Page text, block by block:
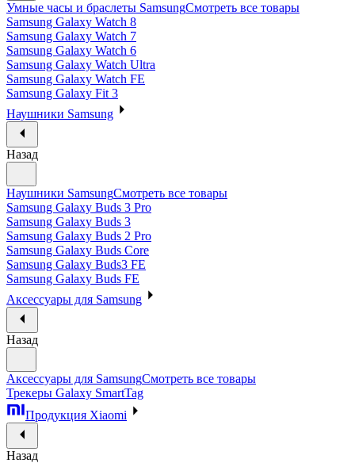
Умные часы и браслеты SamsungСмотреть все товары
Samsung Galaxy Watch 8
Samsung Galaxy Watch 7
Samsung Galaxy Watch 6
Samsung Galaxy Watch Ultra
Samsung Galaxy Watch FE
Samsung Galaxy Fit 3
Наушники Samsung
Назад
Наушники SamsungСмотреть все товары
Samsung Galaxy Buds 3 Pro
Samsung Galaxy Buds 3
Samsung Galaxy Buds 2 Pro
Samsung Galaxy Buds Core
Samsung Galaxy Buds3 FE
Samsung Galaxy Buds FE
Аксессуары для Samsung
Назад
Аксессуары для SamsungСмотреть все товары
Трекеры Galaxy SmartTag
Продукция Xiaomi
Назад